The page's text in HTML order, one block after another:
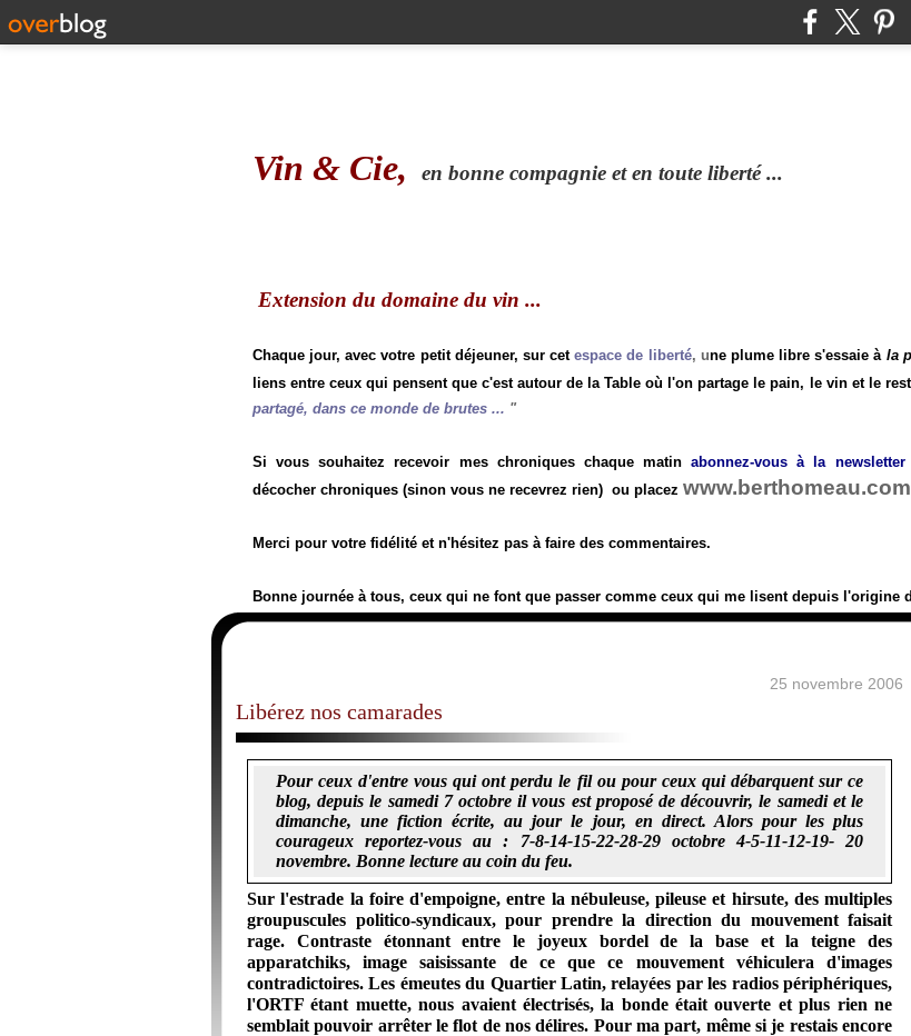
Vin & Cie, en bonne compagnie et en toute liberté ...
Extension du domaine du vin ...
Chaque jour, avec votre petit déjeuner, sur cetespace de liberté, une plume libre s'essaie à la
liens entre ceux qui pensent que c'est autour de la Table où l'on partage le pain, le vin et le
partagé, dans ce monde de brutes ... "
Si vous souhaitez recevoir mes chroniques chaque matinabonnez-vous à la newsletter
décocher chroniques (sinon vous ne recevrez rien) ou placez www.berthomeau.com
Merci pour votre fidélité et n'hésitez pas à faire des commentaires.
Bonne journée à tous, ceux qui ne font que passer comme ceux qui me lisent depuis l'origine
25 novembre 2006
Libérez nos camarades
Pour ceux d'entre vous qui ont perdu le fil ou pour ceux qui débarquent sur ce
blog, depuis le samedi 7 octobre il vous est proposé de découvrir, le samedi et le
dimanche, une fiction écrite, au jour le jour, en direct. Alors pour les plus
courageux reportez-vous au : 7-8-14-15-22-28-29 octobre 4-5-11-12-19- 20
novembre. Bonne lecture au coin du feu.
Sur l'estrade la foire d'empoigne, entre la nébuleuse, pileuse et hirsute, des multiples
groupuscules politico-syndicaux, pour prendre la direction du mouvement faisait
rage. Contraste étonnant entre le joyeux bordel de la base et la teigne des
apparatchiks, image saisissante de ce que ce mouvement véhiculera d'images
contradictoires. Les émeutes du Quartier Latin, relayées par les radios périphériques,
l'ORTF étant muette, nous avaient électrisés, la bonde était ouverte et plus rien ne
semblait pouvoir arrêter le flot de nos délires. Pour ma part, même si je restais encore